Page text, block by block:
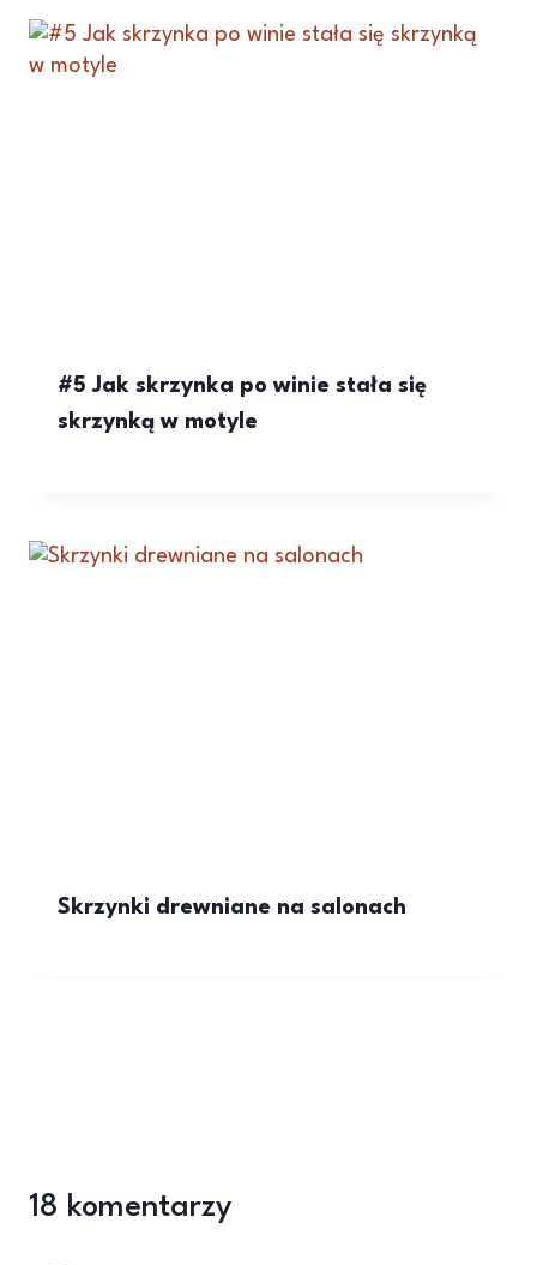
#5 Jak skrzynka po winie stała się
skrzynką w motyle
Skrzynki drewniane na salonach
18 komentarzy